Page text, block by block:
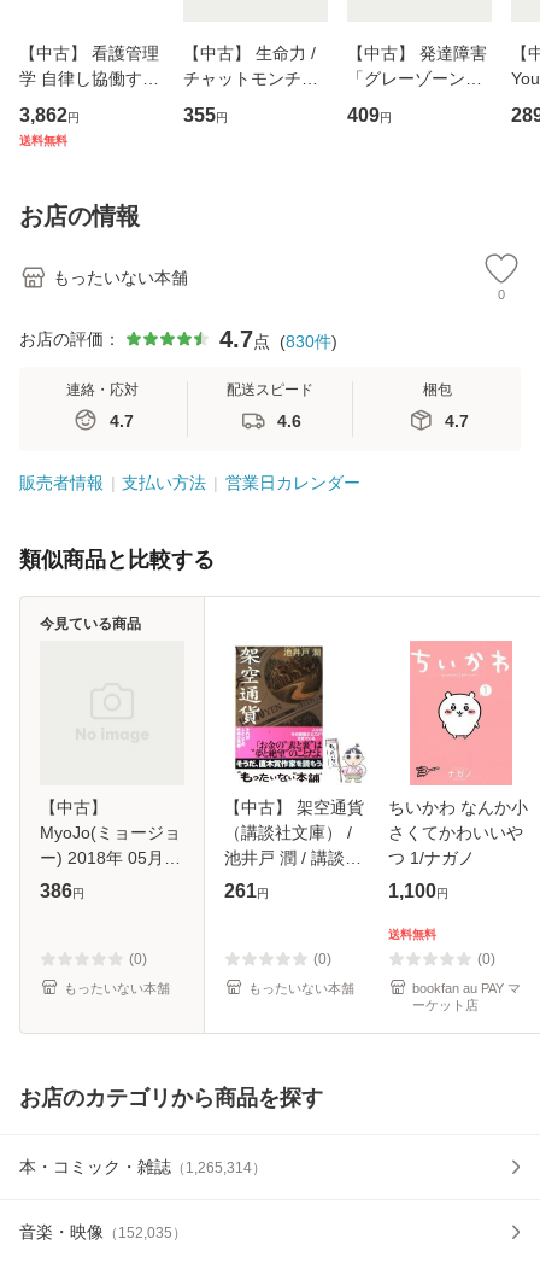
【中古】 看護管理
学 自律し協働する
専門職の看護マネ
ジメントスキル 改
恵 藤本幸三 / 南江
堂 [単行
3,862円
送料無料
【中古】 生命力 /
チャットモンチー /
キューンレコード
[CD]【メール便送
355円
【中古】 発達障害
「グレーゾーン」
その正しい理解と
克服法 (SB新書 57
409円
【
のが
お店の情報
もったいない本舗
0
お店の評価： 4.7点 (830件)
連絡・応対
4.7
配送スピード
4.6
梱包
4.7
販売者情報 支払い方法 営業日カレンダー
類似商品と比較する
【中古】
MyoJo(ミョージョ
ー) 2018年 05月号
雑誌 / 集英社 [雑
386円
(0)
もったいない本舗
今見ている商品
【中古】 架空通貨
（講談社文庫） /
池井戸 潤 / 講談社
[文庫]【メール便送
261円
(0)
もったいない本舗
ちいかわ なんか小
さくてかわいいや
つ 1/ナガノ
1,100円
送料無料
(0)
bookfan au PAY マ
ーケット店
お店のカテゴリから商品を探す
本・コミック・雑誌 （ 1,265,314）
音楽・映像 （ 152,035 ）